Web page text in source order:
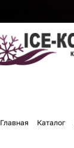
Главная Каталог